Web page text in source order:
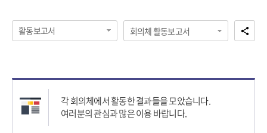
활동보고서 회의체 활동보고서
각 회의체에서 활동한 결과들을 모았습니다.
여러분의 관심과 많은 이용 바랍니다.